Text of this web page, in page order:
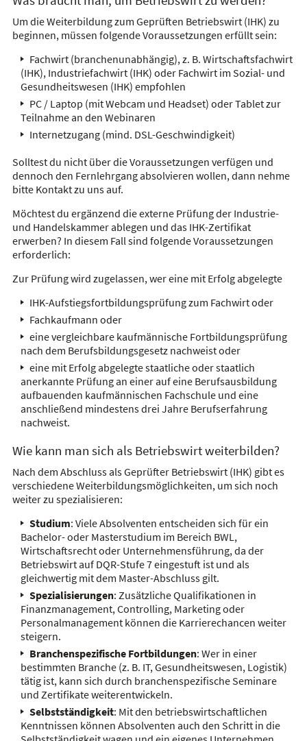
Um die Weiterbildung zum Geprüften Betriebswirt (IHK) zu
beginnen, müssen folgende Voraussetzungen erfüllt sein:
Fachwirt (branchenunabhängig), z. B. Wirtschaftsfachwirt
(IHK), Industriefachwirt (IHK) oder Fachwirt im Sozial- und
Gesundheitswesen (IHK) empfohlen
PC / Laptop (mit Webcam und Headset) oder Tablet zur
Teilnahme an den Webinaren
Internetzugang (mind. DSL-Geschwindigkeit)
Solltest du nicht über die Voraussetzungen verfügen und
dennoch den Fernlehrgang absolvieren wollen, dann nehme
bitte Kontakt zu uns auf.
Möchtest du ergänzend die externe Prüfung der Industrie-
und Handelskammer ablegen und das IHK-Zertifikat
erwerben? In diesem Fall sind folgende Voraussetzungen
erforderlich:
Zur Prüfung wird zugelassen, wer eine mit Erfolg abgelegte
IHK-Aufstiegsfortbildungsprüfung zum Fachwirt oder
Fachkaufmann oder
eine vergleichbare kaufmännische Fortbildungsprüfung
nach dem Berufsbildungsgesetz nachweist oder
eine mit Erfolg abgelegte staatliche oder staatlich
anerkannte Prüfung an einer auf eine Berufsausbildung
aufbauenden kaufmännischen Fachschule und eine
anschließend mindestens drei Jahre Berufserfahrung
nachweist.
Wie kann man sich als Betriebswirt weiterbilden?
Nach dem Abschluss als Geprüfter Betriebswirt (IHK) gibt es
verschiedene Weiterbildungsmöglichkeiten, um sich noch
weiter zu spezialisieren:
Studium: Viele Absolventen entscheiden sich für ein
Bachelor- oder Masterstudium im Bereich BWL,
Wirtschaftsrecht oder Unternehmensführung, da der
Betriebswirt auf DQR-Stufe 7 eingestuft ist und als
gleichwertig mit dem Master-Abschluss gilt.
Spezialisierungen: Zusätzliche Qualifikationen in
Finanzmanagement, Controlling, Marketing oder
Personalmanagement können die Karrierechancen weiter
steigern.
Branchenspezifische Fortbildungen: Wer in einer
bestimmten Branche (z. B. IT, Gesundheitswesen, Logistik)
tätig ist, kann sich durch branchenspezifische Seminare
und Zertifikate weiterentwickeln.
Selbstständigkeit: Mit den betriebswirtschaftlichen
Kenntnissen können Absolventen auch den Schritt in die